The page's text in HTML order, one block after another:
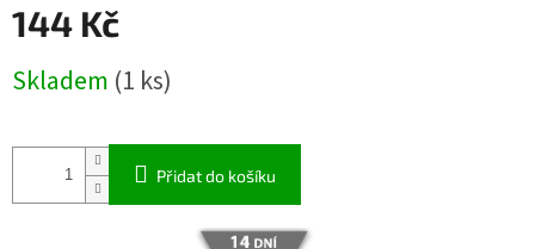
144 Kč
cena:
Skladem (1 ks)
Přidat do košíku